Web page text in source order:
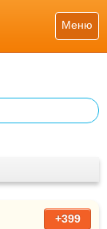
Меню
+399